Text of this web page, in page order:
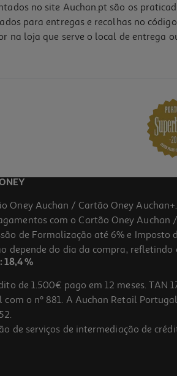
no site Auchan.pt são os
para entregas e recolhas no
na loja que serve o local de
Oney Auchan / Cartão Oney Auchan+.
com o Cartão Oney
de Formalização até 6% e Imposto
depende do dia da compra,
18,4 %
de 1.500€ pago em 12 meses.
o nº 881. A Auchan Retail
de serviços de intermediação de